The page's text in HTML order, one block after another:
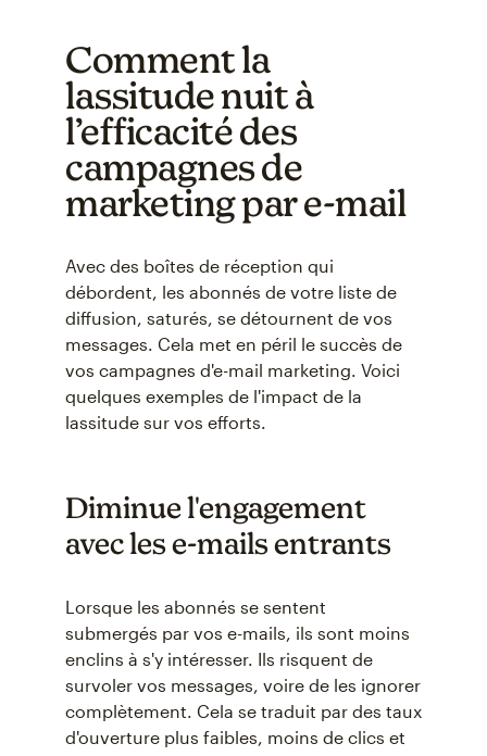
Comment la
lassitude nuit à
l’efficacité des
campagnes de
marketing par e-mail
Avec des boîtes de réception qui
débordent, les abonnés de votre liste de
diffusion, saturés, se détournent de vos
messages. Cela met en péril le succès de
vos campagnes d'e-mail marketing. Voici
quelques exemples de l'impact de la
lassitude sur vos efforts.
Diminue l'engagement
avec les e-mails entrants
Lorsque les abonnés se sentent
submergés par vos e-mails, ils sont moins
enclins à s'y intéresser. Ils risquent de
survoler vos messages, voire de les ignorer
complètement. Cela se traduit par des taux
d'ouverture plus faibles, moins de clics et